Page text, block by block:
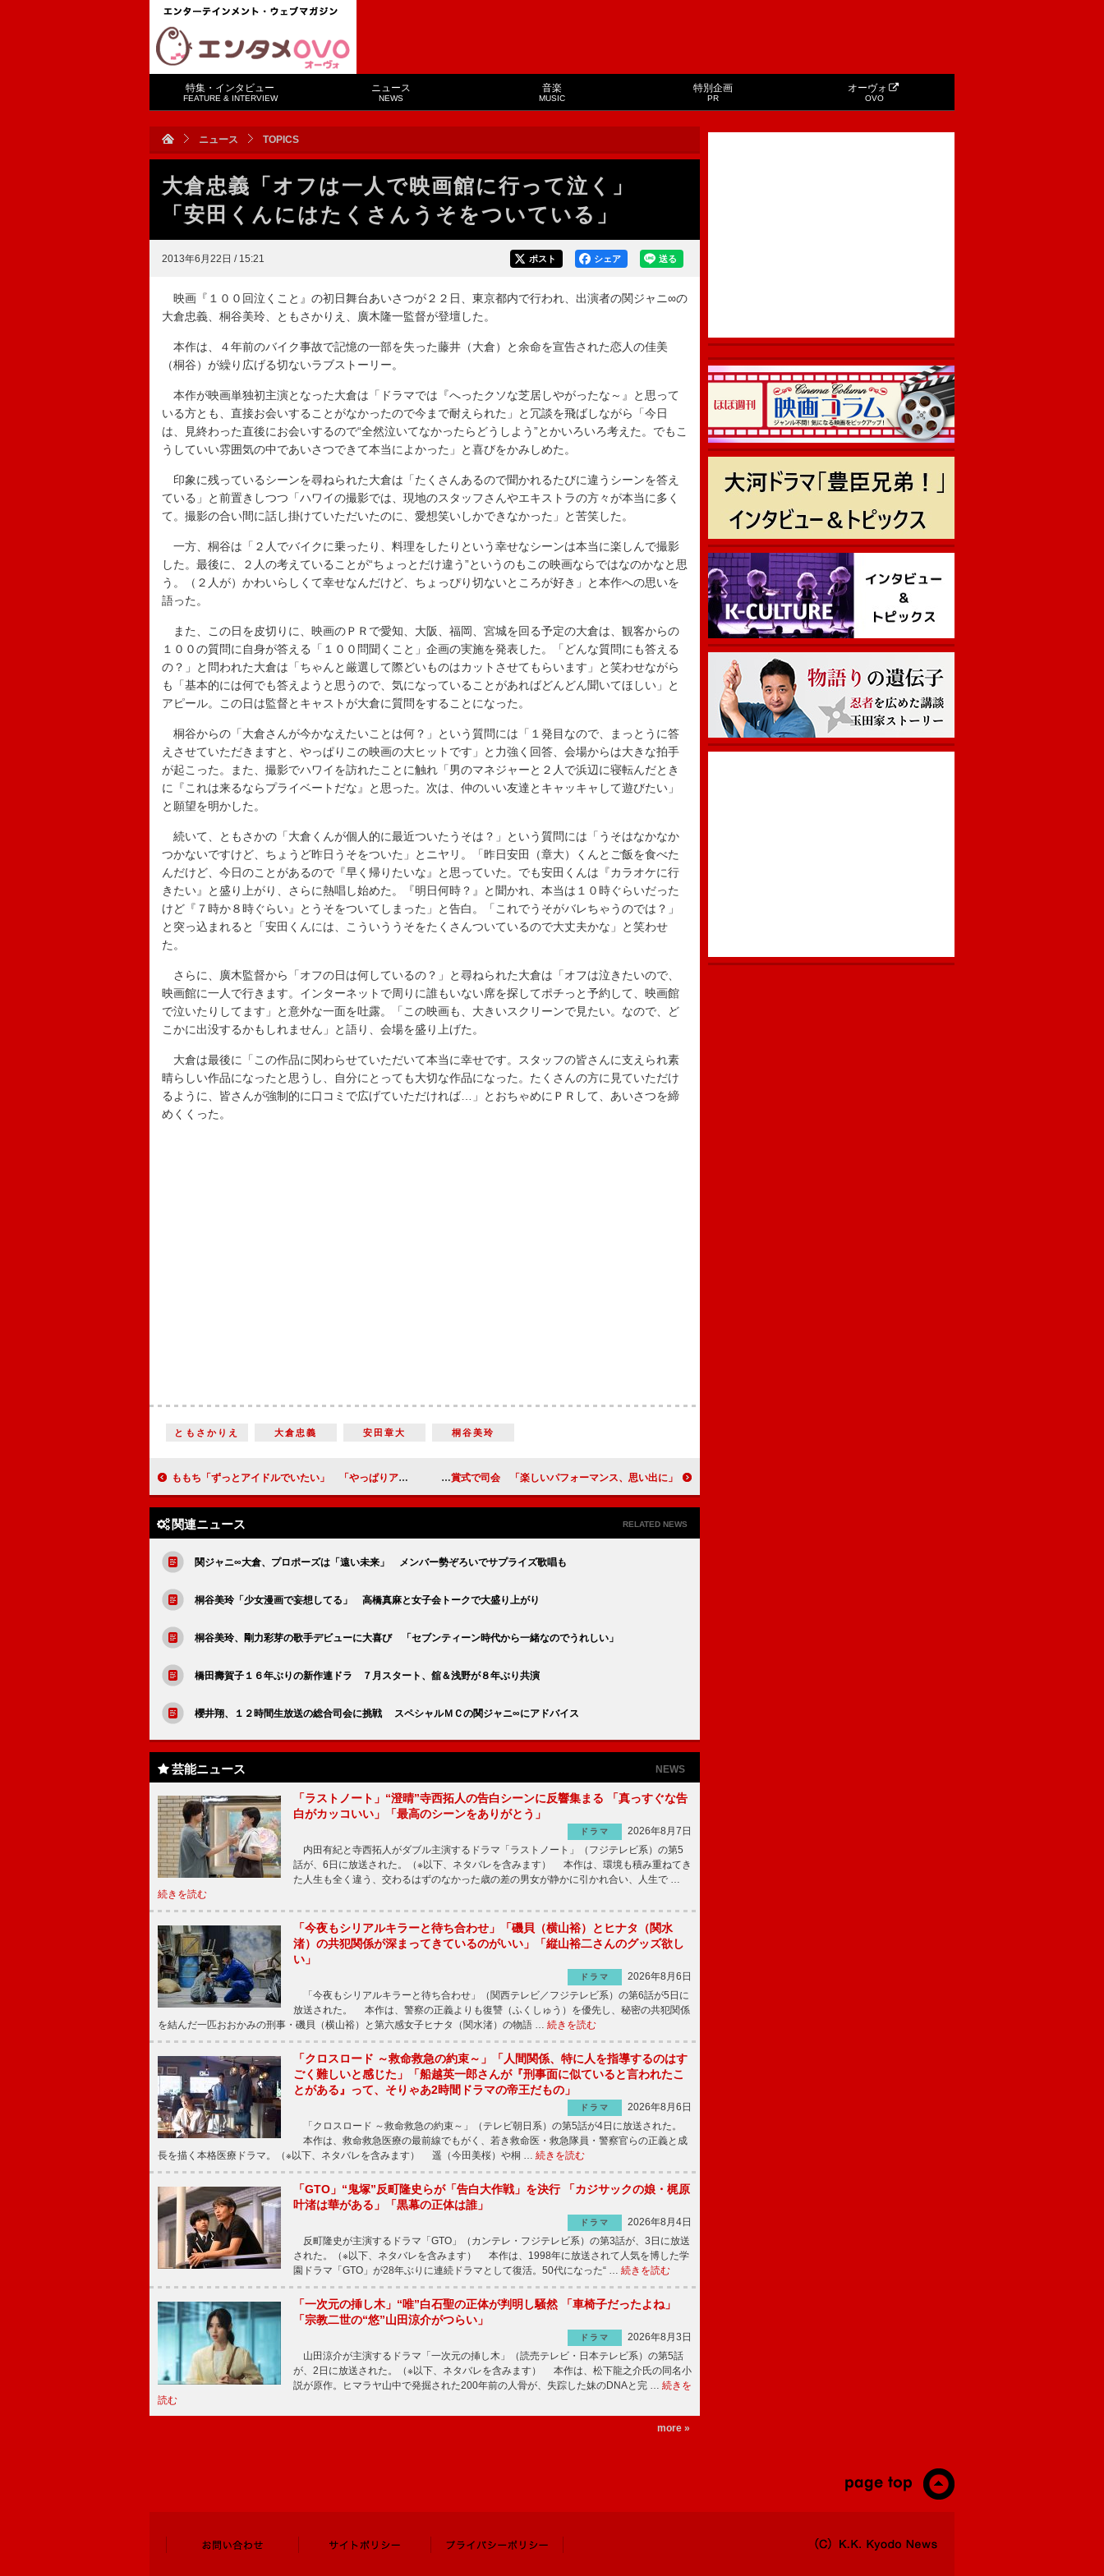
特集・インタビュー
FEATURE & INTERVIEW
ニュース
NEWS
音楽
MUSIC
特別企画
PR
オーヴォ
OVO
ニュース TOPICS
大倉忠義「オフは一人で映画館に行って泣く」
「安田くんにはたくさんうそをついている」
2013年6月22日 / 15:21 送る
シェア
ポスト
映画『１００回泣くこと』の初日舞台あいさつが２２日、東京都内で行われ、出演者の関ジャニ∞の
大倉忠義、桐谷美玲、ともさかりえ、廣木隆一監督が登壇した。
本作は、４年前のバイク事故で記憶の一部を失った藤井（大倉）と余命を宣告された恋人の佳美
（桐谷）が繰り広げる切ないラブストーリー。
本作が映画単独初主演となった大倉は「ドラマでは『へったクソな芝居しやがったな～』と思って
いる方とも、直接お会いすることがなかったので今まで耐えられた」と冗談を飛ばしながら「今日
は、見終わった直後にお会いするので“全然泣いてなかったらどうしよう”とかいろいろ考えた。でもこ
うしていい雰囲気の中であいさつできて本当によかった」と喜びをかみしめた。
印象に残っているシーンを尋ねられた大倉は「たくさんあるので聞かれるたびに違うシーンを答え
ている」と前置きしつつ「ハワイの撮影では、現地のスタッフさんやエキストラの方々が本当に多く
て。撮影の合い間に話し掛けていただいたのに、愛想笑いしかできなかった」と苦笑した。
一方、桐谷は「２人でバイクに乗ったり、料理をしたりという幸せなシーンは本当に楽しんで撮影
した。最後に、２人の考えていることが“ちょっとだけ違う”というのもこの映画ならではなのかなと思
う。（２人が）かわいらしくて幸せなんだけど、ちょっぴり切ないところが好き」と本作への思いを
語った。
また、この日を皮切りに、映画のＰＲで愛知、大阪、福岡、宮城を回る予定の大倉は、観客からの
１００の質問に自身が答える「１００問聞くこと」企画の実施を発表した。「どんな質問にも答える
の？」と問われた大倉は「ちゃんと厳選して際どいものはカットさせてもらいます」と笑わせながら
も「基本的には何でも答えようと思うので、気になっていることがあればどんどん聞いてほしい」と
アピール。この日は監督とキャストが大倉に質問をすることになった。
桐谷からの「大倉さんが今かなえたいことは何？」という質問には「１発目なので、まっとうに答
えさせていただきますと、やっぱりこの映画の大ヒットです」と力強く回答、会場からは大きな拍手
が起こった。また、撮影でハワイを訪れたことに触れ「男のマネジャーと２人で浜辺に寝転んだとき
に『これは来るならプライベートだな』と思った。次は、仲のいい友達とキャッキャして遊びたい」
と願望を明かした。
続いて、ともさかの「大倉くんが個人的に最近ついたうそは？」という質問には「うそはなかなか
つかないですけど、ちょうど昨日うそをついた」とニヤリ。「昨日安田（章大）くんとご飯を食べた
んだけど、今日のことがあるので『早く帰りたいな』と思っていた。でも安田くんは『カラオケに行
きたい』と盛り上がり、さらに熱唱し始めた。『明日何時？』と聞かれ、本当は１０時ぐらいだった
けど『７時か８時ぐらい』とうそをついてしまった」と告白。「これでうそがバレちゃうのでは？」
と突っ込まれると「安田くんには、こういううそをたくさんついているので大丈夫かな」と笑わせ
た。
さらに、廣木監督から「オフの日は何しているの？」と尋ねられた大倉は「オフは泣きたいので、
映画館に一人で行きます。インターネットで周りに誰もいない席を探してポチっと予約して、映画館
で泣いたりしてます」と意外な一面を吐露。「この映画も、大きいスクリーンで見たい。なので、ど
こかに出没するかもしれません」と語り、会場を盛り上げた。
大倉は最後に「この作品に関わらせていただいて本当に幸せです。スタッフの皆さんに支えられ素
晴らしい作品になったと思うし、自分にとっても大切な作品になった。たくさんの方に見ていただけ
るように、皆さんが強制的に口コミで広げていただければ…」とおちゃめにＰＲして、あいさつを締
めくくった。
ともさかりえ 大倉忠義 安田章大 桐谷美玲
ももち「ずっとアイドルでいたい」 「やっぱりアイドルが向いている」 前田敦子、ＭＶ授賞式で司会 「楽しいパフォーマンス、思い出に」
関連ニュース RELATED NEWS
関ジャニ∞大倉、プロポーズは「遠い未来」 メンバー勢ぞろいでサプライズ歌唱も
桐谷美玲「少女漫画で妄想してる」 高橋真麻と女子会トークで大盛り上がり
桐谷美玲、剛力彩芽の歌手デビューに大喜び 「セブンティーン時代から一緒なのでうれしい」
橋田壽賀子１６年ぶりの新作連ドラ ７月スタート、舘＆浅野が８年ぶり共演
櫻井翔、１２時間生放送の総合司会に挑戦 スペシャルＭＣの関ジャニ∞にアドバイス
芸能ニュース NEWS
「ラストノート」“澄晴”寺西拓人の告白シーンに反響集まる 「真っすぐな告
白がカッコいい」「最高のシーンをありがとう」
ドラマ
2026年8月7日
内田有紀と寺西拓人がダブル主演するドラマ「ラストノート」（フジテレビ系）の第5
話が、6日に放送された。（※以下、ネタバレを含みます） 本作は、環境も積み重ねてき
た人生も全く違う、交わるはずのなかった歳の差の男女が静かに引かれ合い、人生で …
続きを読む
「今夜もシリアルキラーと待ち合わせ」「磯貝（横山裕）とヒナタ（関水
渚）の共犯関係が深まってきているのがいい」「縦山裕二さんのグッズ欲し
い」
ドラマ
2026年8月6日
「今夜もシリアルキラーと待ち合わせ」（関西テレビ／フジテレビ系）の第6話が5日に
放送された。 本作は、警察の正義よりも復讐（ふくしゅう）を優先し、秘密の共犯関係
を結んだ一匹おおかみの刑事・磯貝（横山裕）と第六感女子ヒナタ（関水渚）の物語 … 続きを読む
「クロスロード ～救命救急の約束～」「人間関係、特に人を指導するのはす
ごく難しいと感じた」「船越英一郎さんが『刑事面に似ていると言われたこ
とがある』って、そりゃあ2時間ドラマの帝王だもの」
ドラマ
2026年8月6日
「クロスロード ～救命救急の約束～」（テレビ朝日系）の第5話が4日に放送された。
本作は、救命救急医療の最前線でもがく、若き救命医・救急隊員・警察官らの正義と成
長を描く本格医療ドラマ。（※以下、ネタバレを含みます） 遥（今田美桜）や桐 … 続きを読む
「GTO」“鬼塚”反町隆史らが「告白大作戦」を決行 「カジサックの娘・梶原
叶渚は華がある」「黒幕の正体は誰」
ドラマ
2026年8月4日
反町隆史が主演するドラマ「GTO」（カンテレ・フジテレビ系）の第3話が、3日に放送
された。（※以下、ネタバレを含みます） 本作は、1998年に放送されて人気を博した学
園ドラマ「GTO」が28年ぶりに連続ドラマとして復活。50代になった“ … 続きを読む
「一次元の挿し木」“唯”白石聖の正体が判明し騒然 「車椅子だったよね」
「宗教二世の“悠”山田涼介がつらい」
ドラマ
2026年8月3日
山田涼介が主演するドラマ「一次元の挿し木」（読売テレビ・日本テレビ系）の第5話
が、2日に放送された。（※以下、ネタバレを含みます） 本作は、松下龍之介氏の同名小
説が原作。ヒマラヤ山中で発掘された200年前の人骨が、失踪した妹のDNAと完 … 続きを
読む
more »